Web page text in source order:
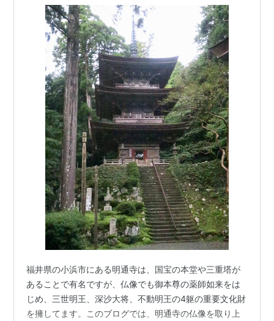
福井県の小浜市にある明通寺は、国宝の本堂や三重塔が
あることで有名ですが、仏像でも御本尊の薬師如来をは
じめ、三世明王、深沙大将、不動明王の4躯の重要文化財
を擁してます。このブログでは、明通寺の仏像を取り上